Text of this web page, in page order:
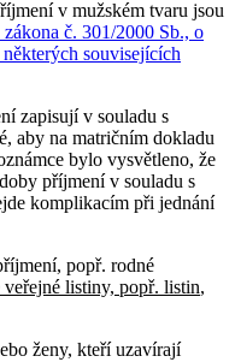
v mužském tvaru jsou
zákona č. 301/2000 Sb., o
souvisejících
zapisují v souladu s
aby na matričním dokladu
bylo vysvětleno, že
příjmení v souladu s
komplikacím při jednání
popř. rodné
listiny, popř. listin,
ženy, kteří uzavírají